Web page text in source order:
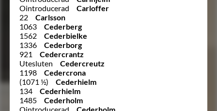
Ointroducerad
Carloffer
22
Carlsson
1063
Cederberg
1562
Cederbielke
1336
Cederborg
921
Cedercrantz
Utesluten
Cedercreutz
1198
Cedercrona
(1071 ½)
Cederhielm
134
Cederhielm
1485
Cederholm
Ointroducerad
Cederholm